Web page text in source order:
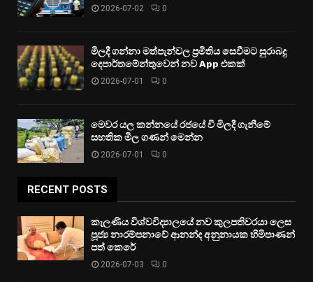
2026-07-02 0
මිලදී ගන්නා මත්පැන්වල ප්‍රමිතිය සෙවීමට සුරාබදු
දෙපාර්තමේන්තුවෙන් නව App එකක්
2026-07-01 0
මෙවර යල කන්නයේ රජයේ වී මිලදී ගැනීමේ
සහතික මිල ගණන් මෙන්න
2026-07-01 0
RECENT POSTS
කැලණිය විශ්වවිද්‍යාලයේ නව කුලපතිවරයා ලෙස
පූජ්‍ය නාරම්පනාවේ ආනන්ද අනුනායක හිමිපාණන්
පත් කෙරේ
2026-07-03 0